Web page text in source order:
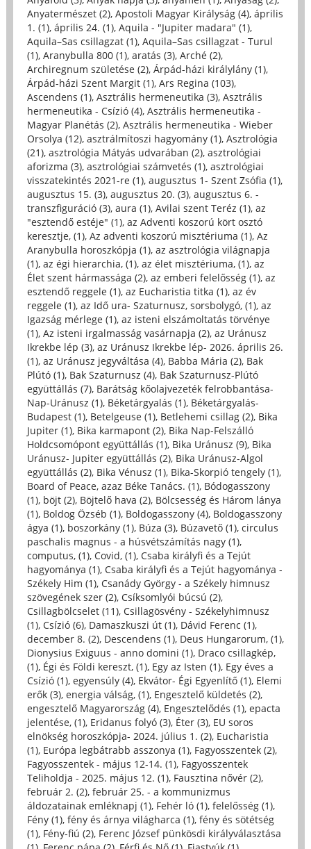
Anyatermészet (2), Apostoli Magyar Királyság (4), április
1. (1), április 24. (1), Aquila - "Jupiter madara" (1),
Aquila–Sas csillagzat (1), Aquila–Sas csillagzat - Turul
(1), Aranybulla 800 (1), aratás (3), Arché (2),
Archiregnum születése (2), Árpád-házi királylány (1),
Árpád-házi Szent Margit (1), Ars Regina (103),
Ascendens (1), Asztrális hermeneutika (3), Asztrális
hermeneutika - Csízió (4), Asztrális hermeneutika -
Magyar Planétás (2), Asztrális hermeneutika - Wieber
Orsolya (12), asztrálmítoszi hagyomány (1), Asztrológia
(21), asztrológia Mátyás udvarában (2), asztrológiai
aforizma (3), asztrológiai számvetés (1), asztrológiai
visszatekintés 2021-re (1), augusztus 1- Szent Zsófia (1),
augusztus 15. (3), augusztus 20. (3), augusztus 6. -
transzfiguráció (3), aura (1), Avilai szent Teréz (1), az
"esztendő estéje" (1), az Adventi koszorú kört osztó
keresztje, (1), Az adventi koszorú misztériuma (1), Az
Aranybulla horoszkópja (1), az asztrológia világnapja
(1), az égi hierarchia, (1), az élet misztériuma, (1), az
Élet szent hármassága (2), az emberi felelősség (1), az
esztendő reggele (1), az Eucharistia titka (1), az év
reggele (1), az Idő ura- Szaturnusz, sorsbolygó, (1), az
Igazság mérlege (1), az isteni elszámoltatás törvénye
(1), Az isteni irgalmasság vasárnapja (2), az Uránusz
Ikrekbe lép (3), az Uránusz Ikrekbe lép- 2026. április 26.
(1), az Uránusz jegyváltása (4), Babba Mária (2), Bak
Plútó (1), Bak Szaturnusz (4), Bak Szaturnusz-Plútó
együttállás (7), Barátság kőolajvezeték felrobbantása-
Nap-Uránusz (1), Béketárgyalás (1), Béketárgyalás-
Budapest (1), Betelgeuse (1), Betlehemi csillag (2), Bika
Jupiter (1), Bika karmapont (2), Bika Nap-Felszálló
Holdcsomópont együttállás (1), Bika Uránusz (9), Bika
Uránusz- Jupiter együttállás (2), Bika Uránusz-Algol
együttállás (2), Bika Vénusz (1), Bika-Skorpió tengely (1),
Board of Peace, azaz Béke Tanács. (1), Bódogasszony
(1), böjt (2), Böjtelő hava (2), Bölcsesség és Három lánya
(1), Boldog Özséb (1), Boldogasszony (4), Boldogasszony
ágya (1), boszorkány (1), Búza (3), Búzavető (1), circulus
paschalis magnus - a húsvétszámítás nagy (1),
computus, (1), Covid, (1), Csaba királyfi és a Tejút
hagyománya (1), Csaba királyfi és a Tejút hagyománya -
Székely Him (1), Csanády György - a Székely himnusz
szövegének szer (2), Csíksomlyói búcsú (2),
Csillagbölcselet (11), Csillagösvény - Székelyhimnusz
(1), Csízió (6), Damaszkuszi út (1), Dávid Ferenc (1),
december 8. (2), Descendens (1), Deus Hungarorum, (1),
Dionysius Exiguus - anno domini (1), Draco csillagkép,
(1), Égi és Földi kereszt, (1), Egy az Isten (1), Egy éves a
Csízió (1), egyensúly (4), Ekvátor- Égi Egyenlítő (1), Elemi
erők (3), energia válság, (1), Engesztelő küldetés (2),
engesztelő Magyarország (4), Engesztelődés (1), epacta
jelentése, (1), Eridanus folyó (3), Éter (3), EU soros
elnökség horoszkópja- 2024. július 1. (2), Eucharistia
(1), Európa legbátrabb asszonya (1), Fagyosszentek (2),
Fagyosszentek - május 12-14. (1), Fagyosszentek
Teliholdja - 2025. május 12. (1), Fausztina nővér (2),
február 2. (2), február 25. - a kommunizmus
áldozatainak emléknapj (1), Fehér ló (1), felelősség (1),
Fény (1), fény és árnya világharca (1), fény és sötétség
(1), Fény-fiú (2), Ferenc József pünkösdi királyválasztása